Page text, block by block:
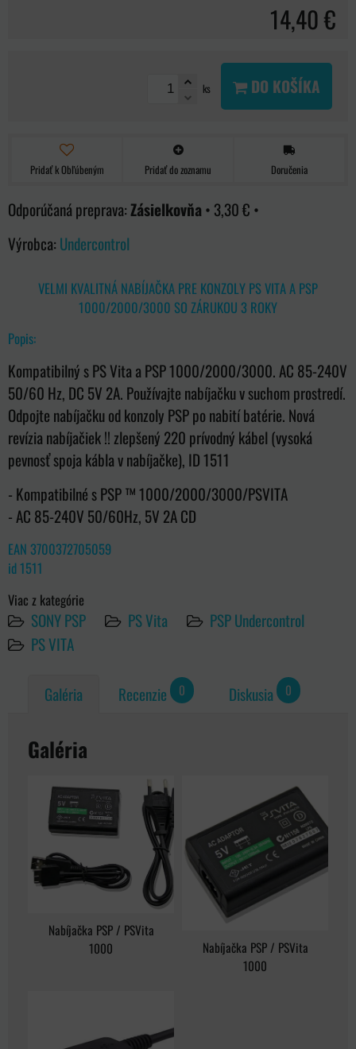
14,40 €
ks DO KOŠÍKA
Pridať k Obľúbeným Pridať do zoznamu Doručenia
Zásielkovňa • 3,30 € •
Výrobca: Undercontrol
VELMI KVALITNÁ NABÍJAČKA PRE KONZOLY PS VITA A PSP
1000/2000/3000 SO ZÁRUKOU 3 ROKY
Popis:
Kompatibilný s PS Vita a PSP 1000/2000/3000. AC 85-240V
50/60 Hz, DC 5V 2A. Používajte nabíjačku v suchom prostredí.
Odpojte nabíjačku od konzoly PSP po nabití batérie. Nová
revízia nabíjačiek !! zlepšený 220 prívodný kábel (vysoká
pevnosť spoja kábla v nabíjačke), ID 1511
- Kompatibilné s PSP ™ 1000/2000/3000/PSVITA
- AC 85-240V 50/60Hz, 5V 2A CD
EAN 3700372705059
id 1511
Viac z kategórie
SONY PSP PS Vita
PSP Undercontrol
PS VITA
Galéria Recenzie 0 Diskusia 0
Galéria
Nabíjačka PSP / PSVita
1000
Nabíjačka PSP / PSVita
1000